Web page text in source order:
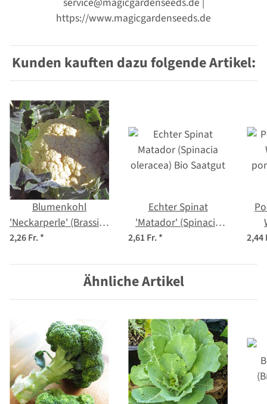
https://www.magicgardenseeds.de
Kunden kauften dazu folgende Artikel:
Blumenkohl
'Neckarperle' (Brassica
oleracea var. botrytis)
2,26 Fr.*
Echter Spinat
'Matador' (Spinacia
oleracea) Bio Saatgut
2,61 Fr.* 2,44
Ähnliche Artikel